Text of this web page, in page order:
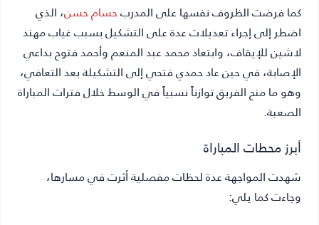
كما فرضت الظروف نفسها على المدربحسام حسن، الذي
اضطر إلى إجراء تعديلات عدة على التشكيل بسبب غياب مهند
لاشين للإيقاف، وابتعاد محمد عبد المنعم وأحمد فتوح بداعي
الإصابة، في حين عاد حمدي فتحي إلى التشكيلة بعد التعافي،
وهو ما منح الفريق توازناً نسبياً في الوسط خلال فترات المباراة
الصعبة.
أبرز محطات المباراة
شهدت المواجهة عدة لحظات مفصلية أثرت في مسارها،
وجاءت كما يلي: